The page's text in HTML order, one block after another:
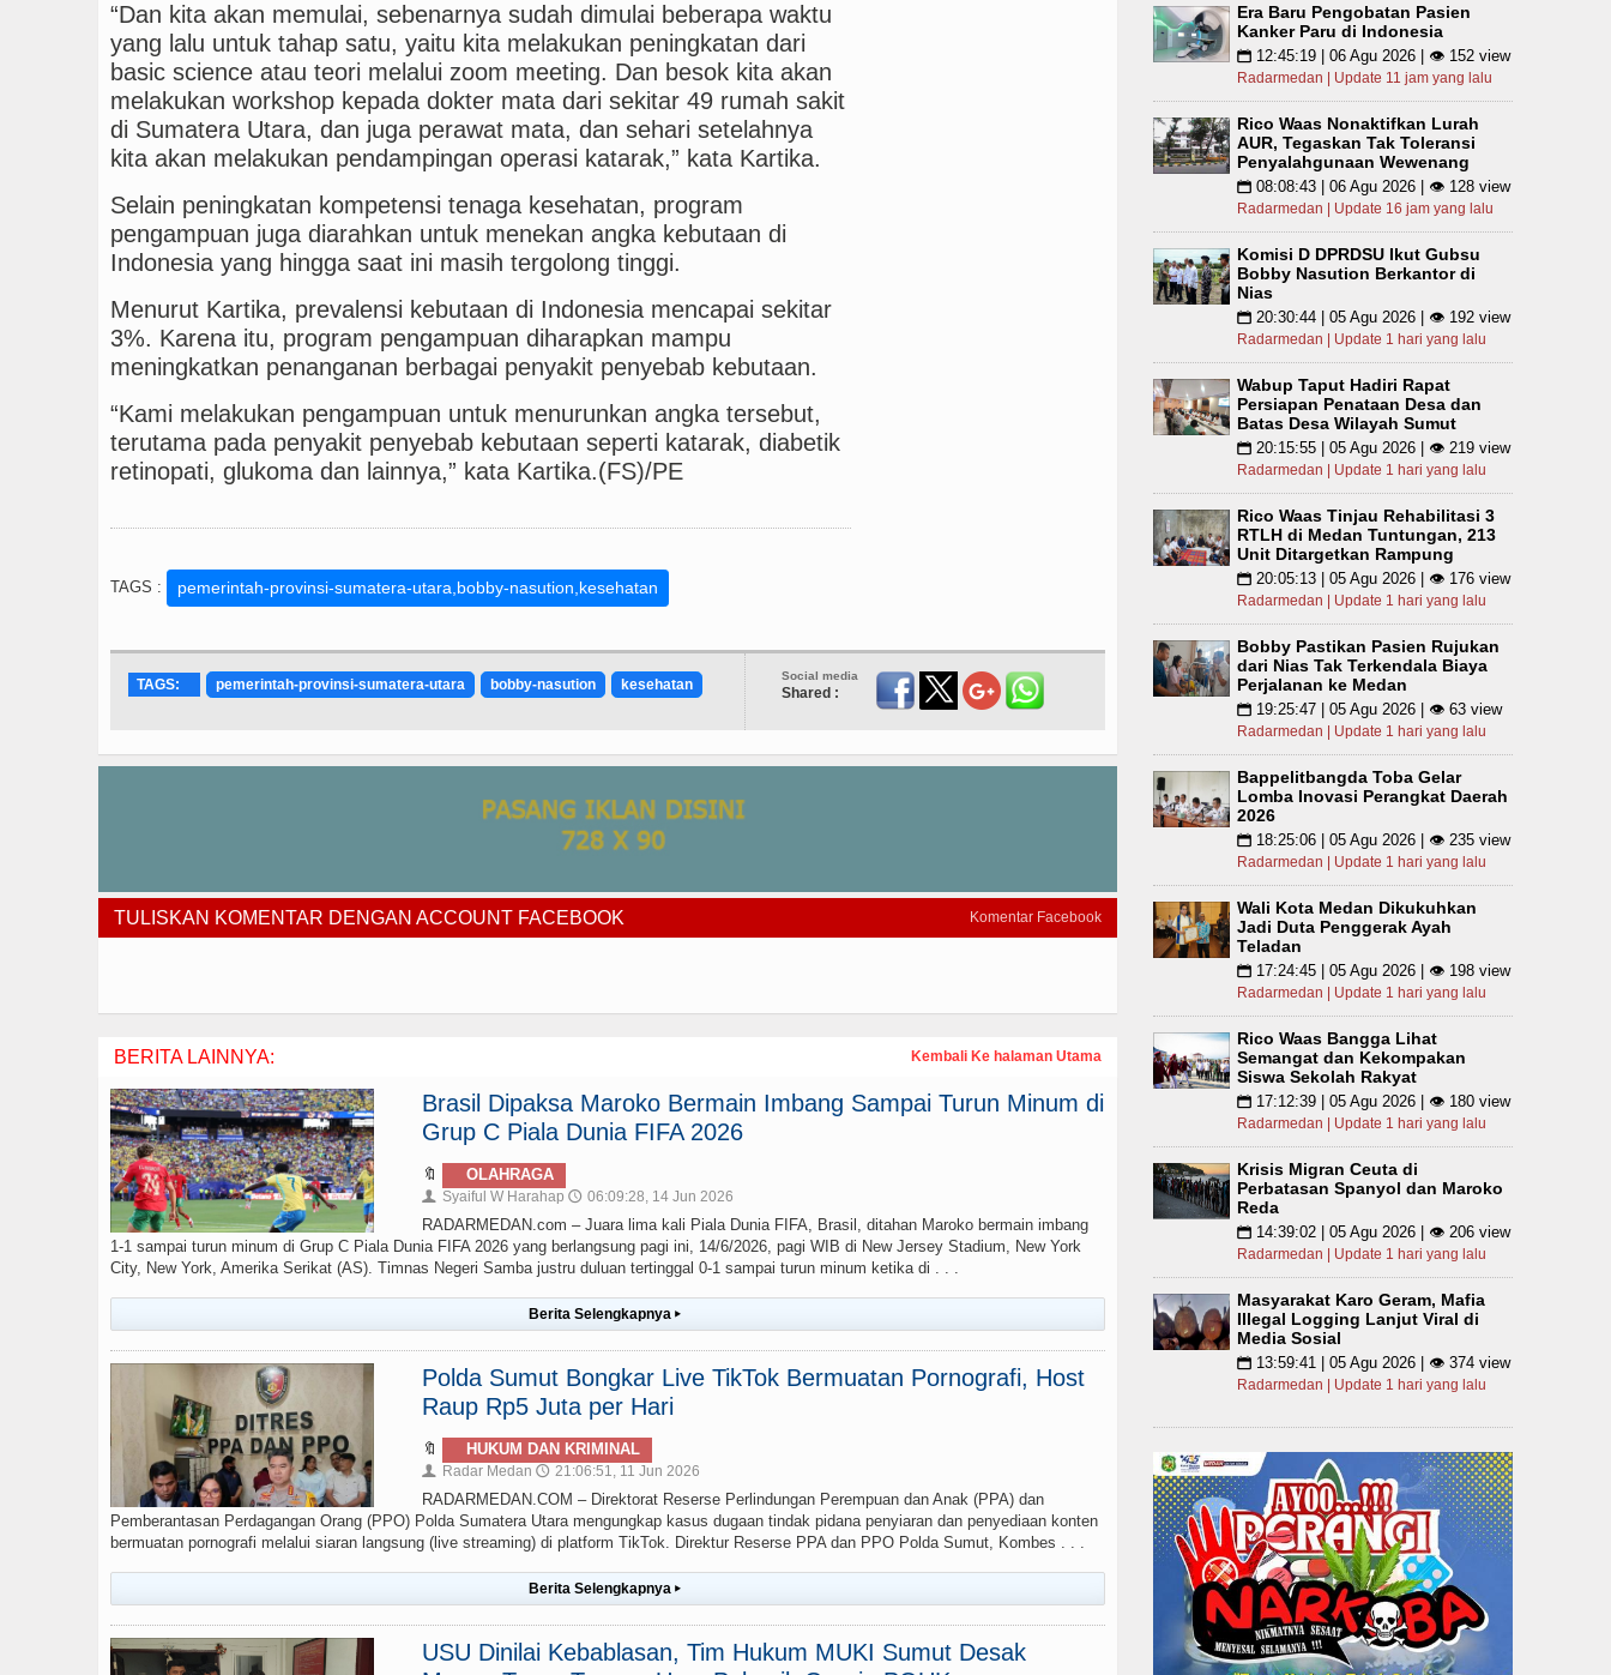
“Dan kita akan memulai, sebenarnya sudah dimulai beberapa waktu
yang lalu untuk tahap satu, yaitu kita melakukan peningkatan dari
basic science atau teori melalui zoom meeting. Dan besok kita akan
melakukan workshop kepada dokter mata dari sekitar 49 rumah sakit
di Sumatera Utara, dan juga perawat mata, dan sehari setelahnya
kita akan melakukan pendampingan operasi katarak,” kata Kartika.
Selain peningkatan kompetensi tenaga kesehatan, program
pengampuan juga diarahkan untuk menekan angka kebutaan di
Indonesia yang hingga saat ini masih tergolong tinggi.
Menurut Kartika, prevalensi kebutaan di Indonesia mencapai sekitar
3%. Karena itu, program pengampuan diharapkan mampu
meningkatkan penanganan berbagai penyakit penyebab kebutaan.
“Kami melakukan pengampuan untuk menurunkan angka tersebut,
terutama pada penyakit penyebab kebutaan seperti katarak, diabetik
retinopati, glukoma dan lainnya,” kata Kartika.(FS)/PE
TAGS : pemerintah-provinsi-sumatera-utara,bobby-nasution,kesehatan
Social media
Shared :
TAGS: pemerintah-provinsi-sumatera-utara bobby-nasution kesehatan
Komentar Facebook
TULISKAN KOMENTAR DENGAN ACCOUNT FACEBOOK
Kembali Ke halaman Utama
BERITA LAINNYA:
Brasil Dipaksa Maroko Bermain Imbang Sampai Turun Minum di
Grup C Piala Dunia FIFA 2026
🔖 OLAHRAGA
👤 Syaiful W Harahap 🕔 06:09:28, 14 Jun 2026
RADARMEDAN.com – Juara lima kali Piala Dunia FIFA, Brasil, ditahan Maroko bermain imbang
1-1 sampai turun minum di Grup C Piala Dunia FIFA 2026 yang berlangsung pagi ini, 14/6/2026, pagi WIB di New Jersey Stadium, New York
City, New York, Amerika Serikat (AS). Timnas Negeri Samba justru duluan tertinggal 0-1 sampai turun minum ketika di . . .
Berita Selengkapnya ▸
Polda Sumut Bongkar Live TikTok Bermuatan Pornografi, Host
Raup Rp5 Juta per Hari
🔖 HUKUM DAN KRIMINAL
👤 Radar Medan 🕔 21:06:51, 11 Jun 2026
RADARMEDAN.COM – Direktorat Reserse Perlindungan Perempuan dan Anak (PPA) dan
Pemberantasan Perdagangan Orang (PPO) Polda Sumatera Utara mengungkap kasus dugaan tindak pidana penyiaran dan penyediaan konten
bermuatan pornografi melalui siaran langsung (live streaming) di platform TikTok. Direktur Reserse PPA dan PPO Polda Sumut, Kombes . . .
Berita Selengkapnya ▸
USU Dinilai Kebablasan, Tim Hukum MUKI Sumut Desak
Era Baru Pengobatan Pasien
Kanker Paru di Indonesia
📅 12:45:19 | 06 Agu 2026 | 👁 152 view
Radarmedan | Update 11 jam yang lalu
Rico Waas Nonaktifkan Lurah
AUR, Tegaskan Tak Toleransi
Penyalahgunaan Wewenang
📅 08:08:43 | 06 Agu 2026 | 👁 128 view
Radarmedan | Update 16 jam yang lalu
Komisi D DPRDSU Ikut Gubsu
Bobby Nasution Berkantor di
Nias
📅 20:30:44 | 05 Agu 2026 | 👁 192 view
Radarmedan | Update 1 hari yang lalu
Wabup Taput Hadiri Rapat
Persiapan Penataan Desa dan
Batas Desa Wilayah Sumut
📅 20:15:55 | 05 Agu 2026 | 👁 219 view
Radarmedan | Update 1 hari yang lalu
Rico Waas Tinjau Rehabilitasi 3
RTLH di Medan Tuntungan, 213
Unit Ditargetkan Rampung
📅 20:05:13 | 05 Agu 2026 | 👁 176 view
Radarmedan | Update 1 hari yang lalu
Bobby Pastikan Pasien Rujukan
dari Nias Tak Terkendala Biaya
Perjalanan ke Medan
📅 19:25:47 | 05 Agu 2026 | 👁 63 view
Radarmedan | Update 1 hari yang lalu
Bappelitbangda Toba Gelar
Lomba Inovasi Perangkat Daerah
2026
📅 18:25:06 | 05 Agu 2026 | 👁 235 view
Radarmedan | Update 1 hari yang lalu
Wali Kota Medan Dikukuhkan
Jadi Duta Penggerak Ayah
Teladan
📅 17:24:45 | 05 Agu 2026 | 👁 198 view
Radarmedan | Update 1 hari yang lalu
Rico Waas Bangga Lihat
Semangat dan Kekompakan
Siswa Sekolah Rakyat
📅 17:12:39 | 05 Agu 2026 | 👁 180 view
Radarmedan | Update 1 hari yang lalu
Krisis Migran Ceuta di
Perbatasan Spanyol dan Maroko
Reda
📅 14:39:02 | 05 Agu 2026 | 👁 206 view
Radarmedan | Update 1 hari yang lalu
Masyarakat Karo Geram, Mafia
Illegal Logging Lanjut Viral di
Media Sosial
📅 13:59:41 | 05 Agu 2026 | 👁 374 view
Radarmedan | Update 1 hari yang lalu